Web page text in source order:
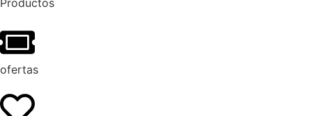
ofertas